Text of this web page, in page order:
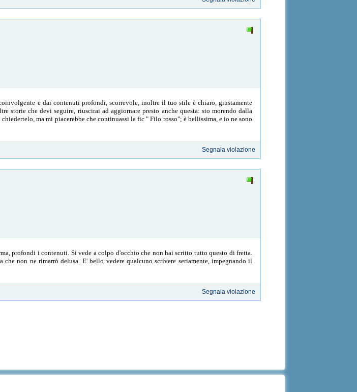
e dai contenuti profondi, scorrevole, inoltre il tuo stile è chiaro, giustamente
storie che devi seguire, riuscirai ad aggiornare presto anche questa: sto morendo dalla
ma mi piacerebbe che continuassi la fic " Filo rosso"; è bellissima, e io ne sono
Segnala violazione
profondi i contenuti. Si vede a colpo d'occhio che non hai scritto tutto questo di fretta.
non ne rimarrò delusa. E' bello vedere qualcuno scrivere seriamente, impegnando il
Segnala violazione